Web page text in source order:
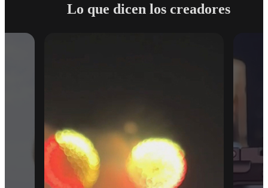
Lo que dicen los creadores